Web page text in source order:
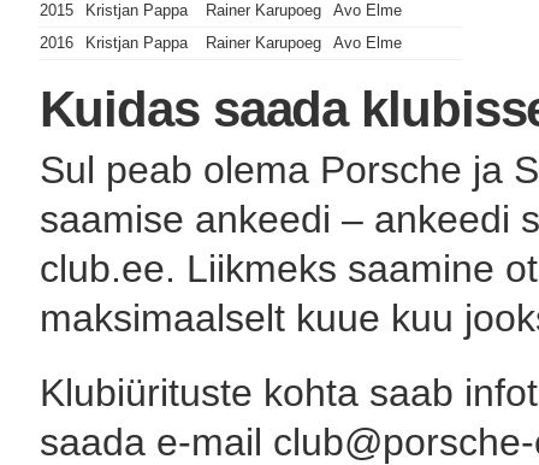
2015
Kristjan Pappa Rainer Karupoeg
Avo Elme
2016
Kristjan Pappa Rainer Karupoeg Avo Elme
Kuidas saada
Sul peab olema Porsche ja
saamise ankeedi – ankeedi
club.ee. Liikmeks saamine
maksimaalselt kuue kuu
Klubiürituste kohta saab
saada e-mail